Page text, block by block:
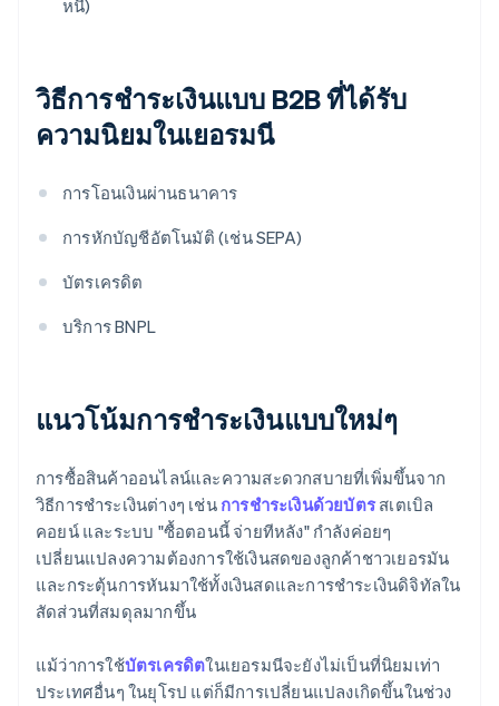
หนี้)
วิธีการชำระเงินแบบ B2B ที่ได้รับ
ความนิยมในเยอรมนี
การโอนเงินผ่านธนาคาร
การหักบัญชีอัตโนมัติ (เช่น SEPA)
บัตรเครดิต
บริการ BNPL
แนวโน้มการชำระเงินแบบใหม่ๆ
การซื้อสินค้าออนไลน์และความสะดวกสบายที่เพิ่มขึ้นจาก
วิธีการชำระเงินต่างๆ เช่น การชำระเงินด้วยบัตรสเตเบิล
คอยน์ และระบบ "ซื้อตอนนี้ จ่ายทีหลัง" กำลังค่อยๆ
เปลี่ยนแปลงความต้องการใช้เงินสดของลูกค้าชาวเยอรมัน
และกระตุ้นการหันมาใช้ทั้งเงินสดและการชำระเงินดิจิทัลใน
สัดส่วนที่สมดุลมากขึ้น
แม้ว่าการใช้บัตรเครดิตในเยอรมนีจะยังไม่เป็นที่นิยมเท่า
ประเทศอื่นๆ ในยุโรป แต่ก็มีการเปลี่ยนแปลงเกิดขึ้นในช่วง